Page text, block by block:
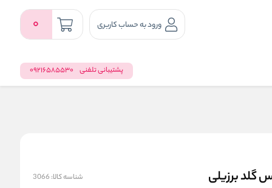
ورود به حساب کاربری 0
پشتیبانی تلفنی 09216585530
گلد برزیلی شناسه کالا: 3066